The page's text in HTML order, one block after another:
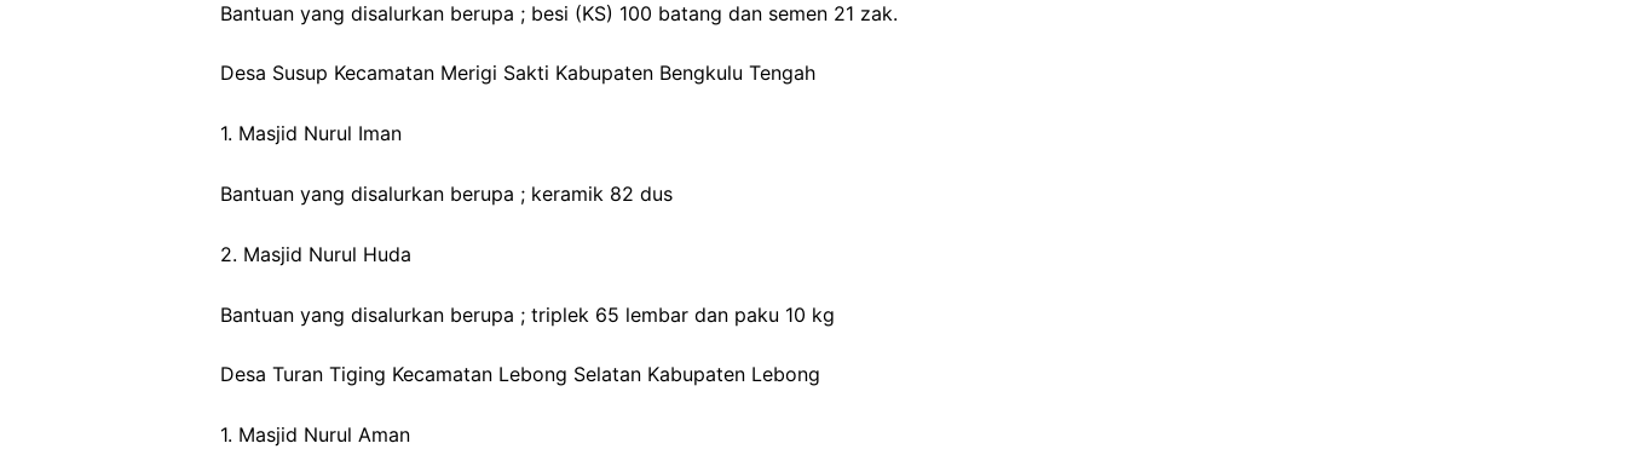
Bantuan yang disalurkan berupa ; besi (KS) 100 batang dan semen 21 zak.
Desa Susup Kecamatan Merigi Sakti Kabupaten Bengkulu Tengah
1. Masjid Nurul Iman
Bantuan yang disalurkan berupa ; keramik 82 dus
2. Masjid Nurul Huda
Bantuan yang disalurkan berupa ; triplek 65 lembar dan paku 10 kg
Desa Turan Tiging Kecamatan Lebong Selatan Kabupaten Lebong
1. Masjid Nurul Aman